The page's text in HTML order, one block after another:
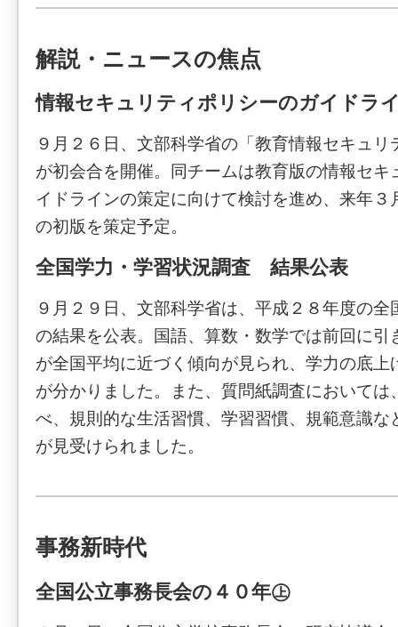
解説・ニュースの焦点
情報セキュリティポリシーのガイドラ
９月２６日、文部科学省の「教育情報セキュ
が初会合を開催。同チームは教育版の情報セキ
イドラインの策定に向けて検討を進め、来年３
の初版を策定予定。
全国学力・学習状況調査 結果公表
９月２９日、文部科学省は、平成２８年度の
の結果を公表。国語、算数・数学では前回に引
が全国平均に近づく傾向が見られ、学力の底上
が分かりました。また、質問紙調査においては
べ、規則的な生活習慣、学習習慣、規範意識な
が見受けられました。
事務新時代
全国公立事務長会の４０年㊤